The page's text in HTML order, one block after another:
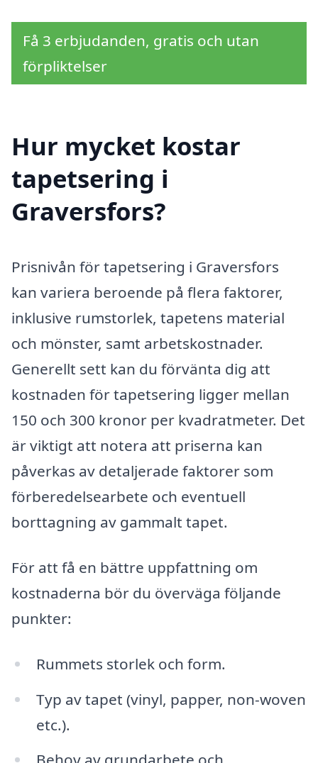
Få 3 erbjudanden, gratis och utan
förpliktelser
Hur mycket kostar
tapetsering i
Graversfors?
Prisnivån för tapetsering i Graversfors
kan variera beroende på flera faktorer,
inklusive rumstorlek, tapetens material
och mönster, samt arbetskostnader.
Generellt sett kan du förvänta dig att
kostnaden för tapetsering ligger mellan
150 och 300 kronor per kvadratmeter. Det
är viktigt att notera att priserna kan
påverkas av detaljerade faktorer som
förberedelsearbete och eventuell
borttagning av gammalt tapet.
För att få en bättre uppfattning om
kostnaderna bör du överväga följande
punkter:
Rummets storlek och form.
Typ av tapet (vinyl, papper, non-woven
etc.).